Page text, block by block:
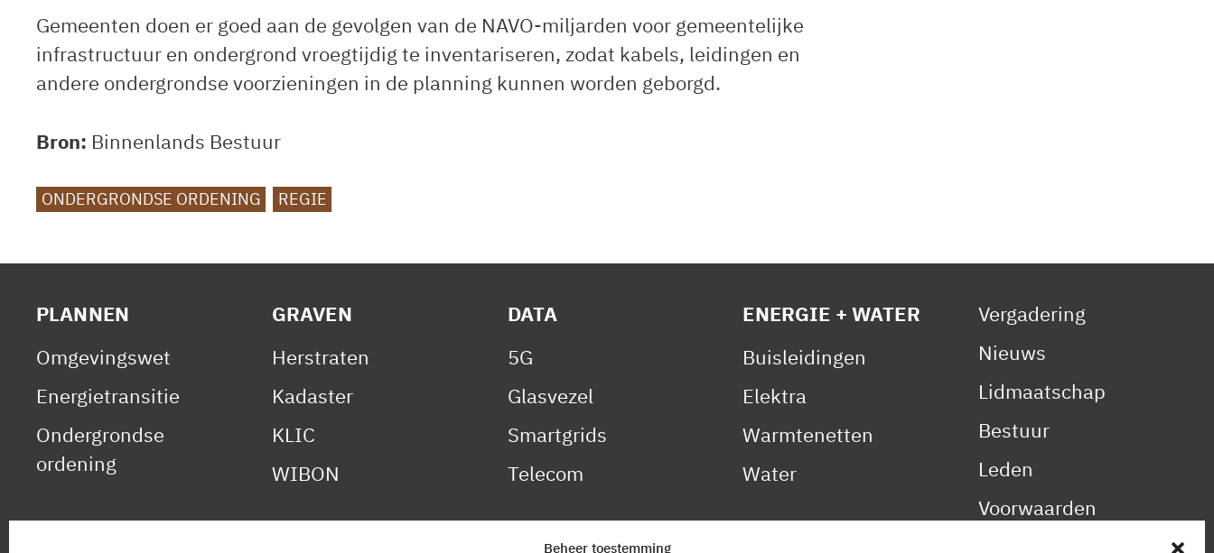
Beheer toestemming
Gemeenten doen er goed aan de gevolgen van de NAVO-miljarden voor gemeentelijke
infrastructuur en ondergrond vroegtijdig te inventariseren, zodat kabels, leidingen en
andere ondergrondse voorzieningen in de planning kunnen worden geborgd.
Bron: Binnenlands Bestuur
TAGS
ONDERGRONDSE ORDENING REGIE
PLANNEN
Omgevingswet
Energietransitie
Ondergrondse
ordening
GRAVEN
Herstraten
Kadaster
KLIC
WIBON
DATA
5G
Glasvezel
Smartgrids
Telecom
ENERGIE + WATER
Buisleidingen
Elektra
Warmtenetten
Water
Vergadering
Nieuws
Lidmaatschap
Bestuur
Leden
Voorwaarden